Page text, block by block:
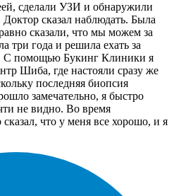
сделали УЗИ и обнаружили
сказал наблюдать. Была
сказали, что мы можем за
три года и решила ехать за
С помощью Букинг Клиники я
Шиба, где настояли сразу же
последняя биопсия
замечательно, я быстро
не видно. Во время
что у меня все хорошо, и я